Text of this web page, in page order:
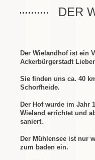
DER
Der Wielandhof ist ein
Ackerbürgerstadt
Sie finden uns ca. 40
Schorfheide.
Der Hof wurde im Jahr
Wieland errichtet und
saniert.
Der Mühlensee ist nur
zum baden ein.